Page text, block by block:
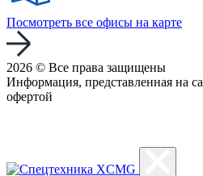
Посмотреть все офисы на карте
2026 © Все права защищены
Информация, представленная на
офертой